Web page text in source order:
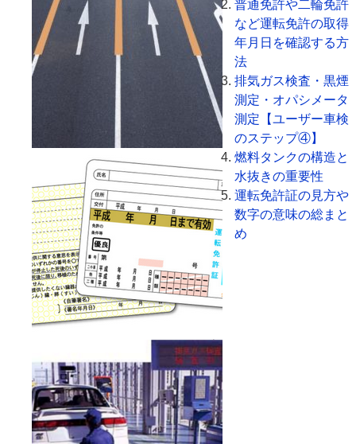
普通免許や二輪免許
など運転免許の取得
年月日を確認する方
法
排気ガス検査・黒煙
測定・オパシメータ
測定【ユーザー車検
のステップ④】
燃料タンクの構造と
水抜きの重要性
運転免許証の見方や
数字の意味の総まと
め